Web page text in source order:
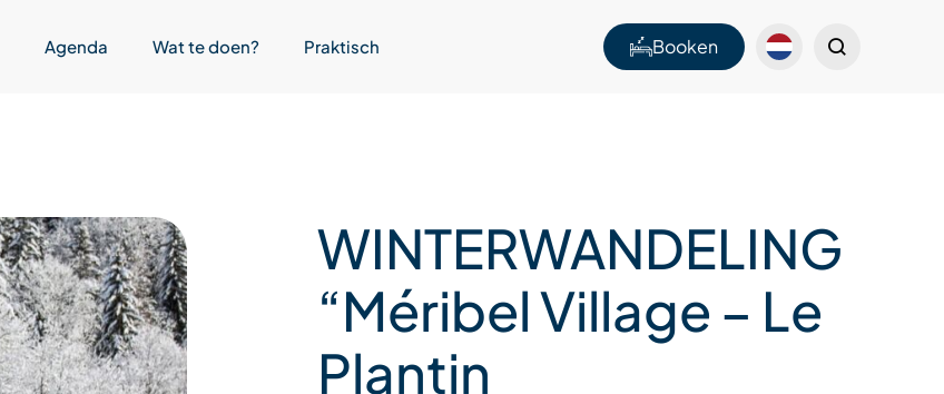
Agenda Wat te doen? Praktisch Booken
WINTERWANDELING
“Méribel Village – Le
Plantin